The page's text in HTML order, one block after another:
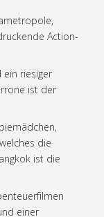
Action-
ein riesiger
ist der
die
ist die
einer